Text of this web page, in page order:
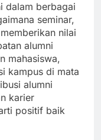
dalam berbagai
seminar,
nilai
alumni
mahasiswa,
kampus di mata
alumni
karier
positif baik